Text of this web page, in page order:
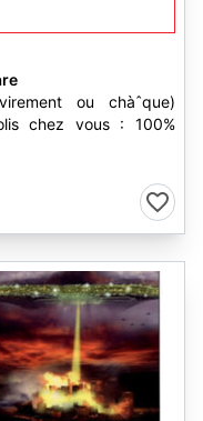
ou chàˆque)
chez vous : 100%